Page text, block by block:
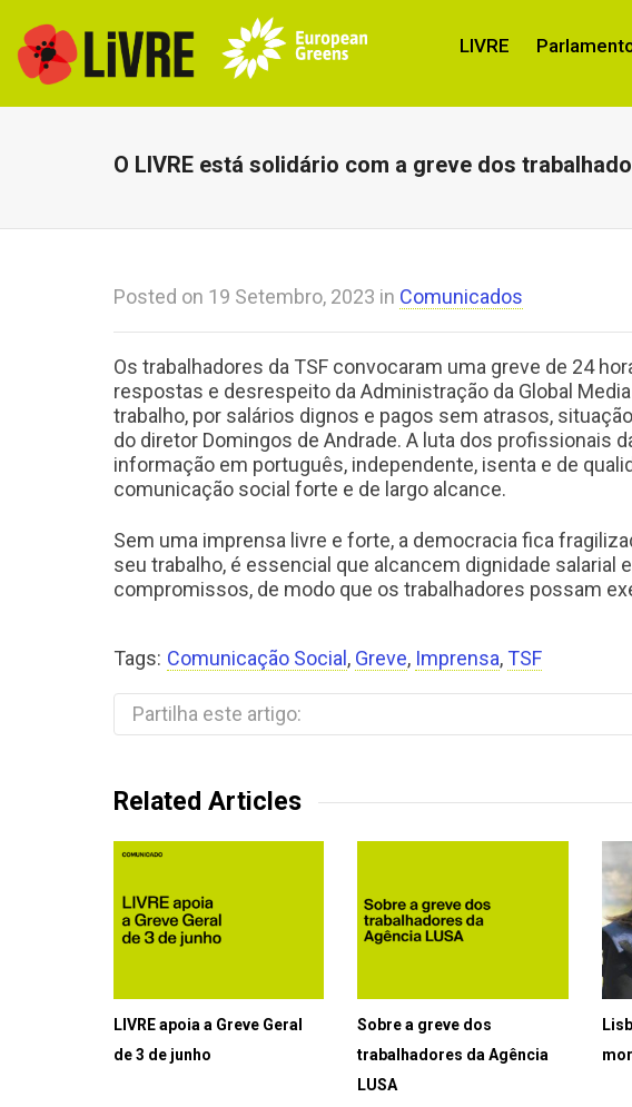
LIVRE
O LIVRE está solidário com a greve dos
Posted on 19 Setembro, 2023 in Comunicados
Os trabalhadores da TSF convocaram uma greve de 24
respostas e desrespeito da Administração da Global
trabalho, por salários dignos e pagos sem atrasos,
do diretor Domingos de Andrade. A luta dos profissionais
informação em português, independente, isenta e de
comunicação social forte e de largo alcance.
Sem uma imprensa livre e forte, a democracia fica
seu trabalho, é essencial que alcancem dignidade salarial
compromissos, de modo que os trabalhadores possam
Tags: Comunicação Social , Greve, Imprensa, TSF
Partilha este artigo:
Related Articles
LIVRE apoia a Greve Geral
de 3 de junho
Sobre a greve dos
trabalhadores da Agência
LUSA